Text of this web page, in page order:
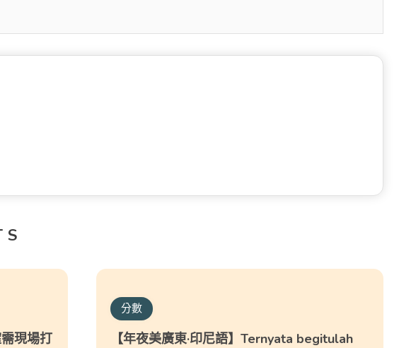
現場打
分數
【年夜美廣東·印尼語】Ternyata begitulah